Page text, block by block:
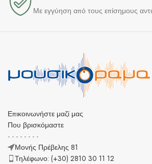
Με εγγύηση από τους επίσημους
Επικοινωνήστε μαζί μας
Που βρισκόμαστε
- - - - - - - -
Μονής Πρέβελης 81
Τηλέφωνο: (+30) 2810 30 11 12